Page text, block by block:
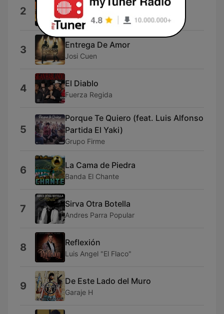
2 En Resumen
Banda Los Recoditos
3 Entrega De Amor
Josi Cuen
4 El Diablo
Fuerza Regida
5
Porque Te Quiero (feat. Luis Alfonso
Partida El Yaki)
Grupo Firme
6 La Cama de Piedra
Banda El Chante
7 Sirva Otra Botella
Andres Parra Popular
8 Reflexión
Luis Angel "El Flaco"
9 De Este Lado del Muro
Garaje H